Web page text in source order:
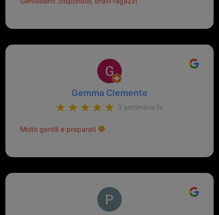
Gemma Clemente
3 settimane fa
Molto gentili e preparati